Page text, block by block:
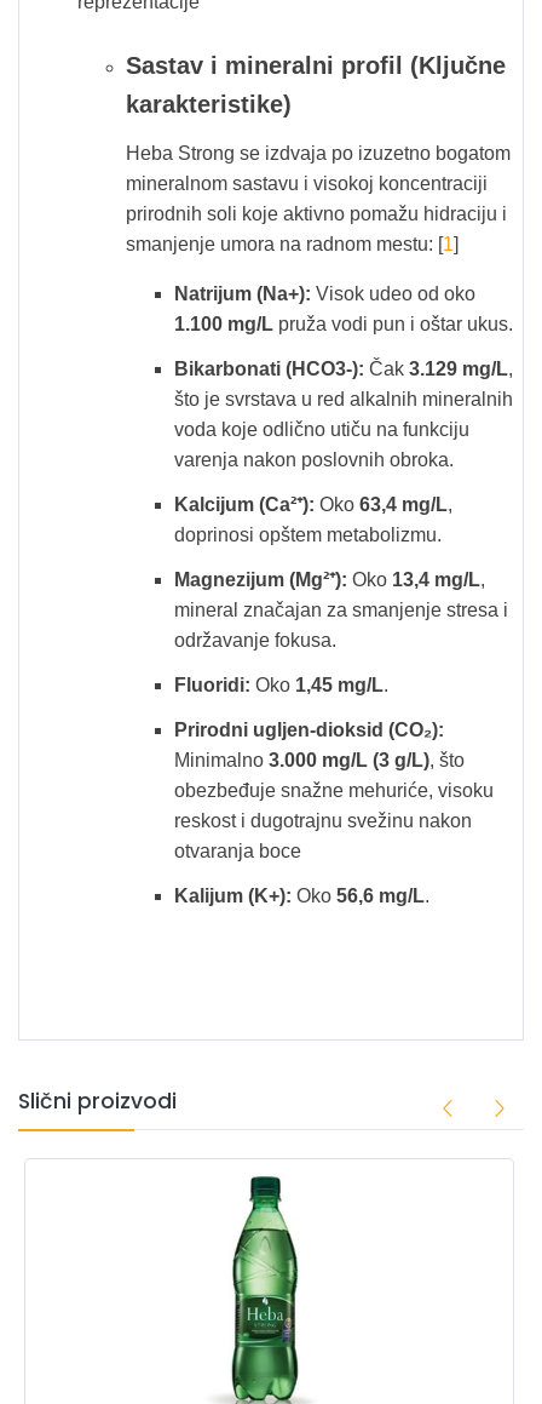
Sastav i mineralni profil (Ključne
karakteristike)
Heba Strong se izdvaja po izuzetno bogatom
mineralnom sastavu i visokoj koncentraciji
prirodnih soli koje aktivno pomažu hidraciju i
smanjenje umora na radnom mestu: [1]
Natrijum (Na+): Visok udeo od oko
1.100 mg/L pruža vodi pun i oštar ukus.
Bikarbonati (HCO3-): Čak 3.129 mg/L,
što je svrstava u red alkalnih mineralnih
voda koje odlično utiču na funkciju
varenja nakon poslovnih obroka.
Kalcijum (Ca²⁺): Oko 63,4 mg/L,
doprinosi opštem metabolizmu.
Magnezijum (Mg²⁺): Oko 13,4 mg/L,
mineral značajan za smanjenje stresa i
održavanje fokusa.
Fluoridi: Oko 1,45 mg/L.
Prirodni ugljen-dioksid (CO₂):
Minimalno 3.000 mg/L (3 g/L), što
obezbeđuje snažne mehuriće, visoku
reskost i dugotrajnu svežinu nakon
otvaranja boce
Kalijum (K+): Oko 56,6 mg/L.
Slični proizvodi